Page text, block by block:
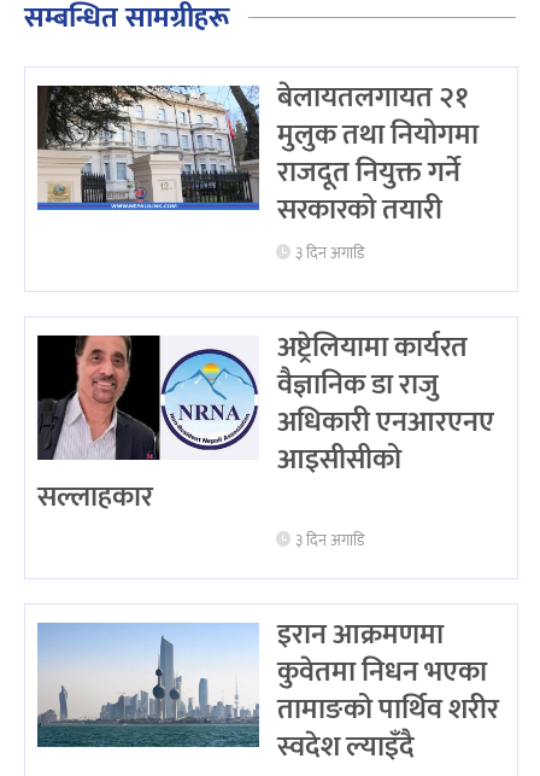
सम्बन्धित सामग्रीहरू
बेलायतलगायत २१
मुलुक तथा नियोगमा
राजदूत नियुक्त गर्ने
सरकारको तयारी
३ दिन अगाडि
अष्ट्रेलियामा कार्यरत
वैज्ञानिक डा राजु
अधिकारी एनआरएनए
आइसीसीको
सल्लाहकार
३ दिन अगाडि
इरान आक्रमणमा
कुवेतमा निधन भएका
तामाङको पार्थिव शरीर
स्वदेश ल्याइँदै